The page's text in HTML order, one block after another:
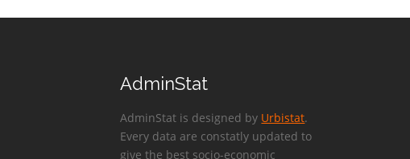
AdminStat
AdminStat is designed by Urbistat.
Every data are constatly updated to
give the best socio-economic